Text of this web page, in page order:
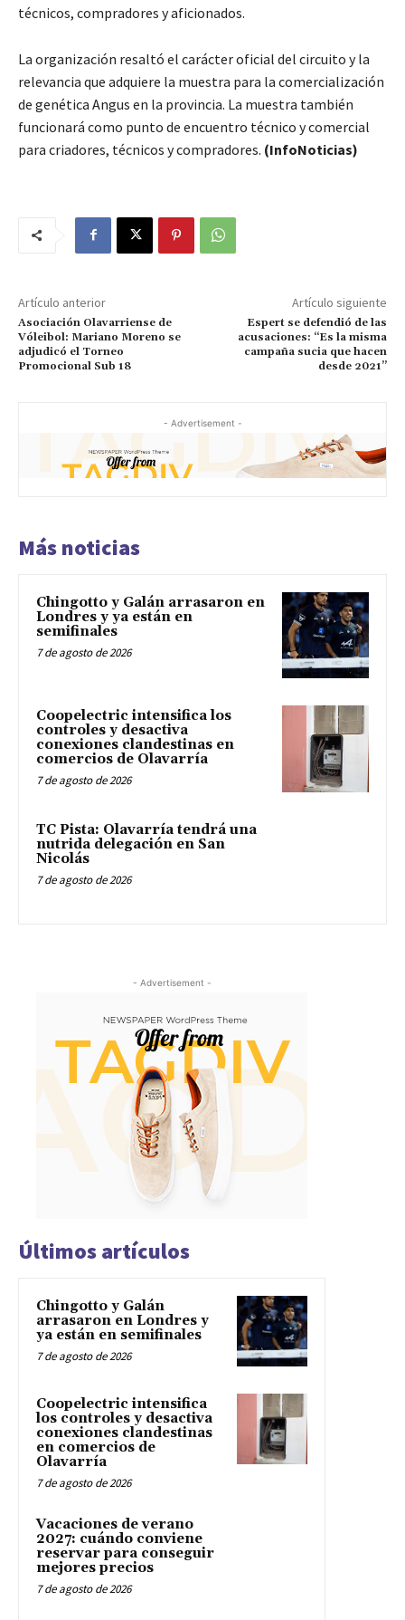
técnicos, compradores y aficionados.
La organización resaltó el carácter oficial del circuito y la
relevancia que adquiere la muestra para la comercialización
de genética Angus en la provincia. La muestra también
funcionará como punto de encuentro técnico y comercial
para criadores, técnicos y compradores. (InfoNoticias)
Artículo anterior
Asociación Olavarriense de
Vóleibol: Mariano Moreno se
adjudicó el Torneo
Promocional Sub 18
Artículo siguiente
Espert se defendió de las
acusaciones: “Es la misma
campaña sucia que hacen
desde 2021”
- Advertisement -
Más noticias
Chingotto y Galán arrasaron en
Londres y ya están en
semifinales
7 de agosto de 2026
Coopelectric intensifica los
controles y desactiva
conexiones clandestinas en
comercios de Olavarría
7 de agosto de 2026
TC Pista: Olavarría tendrá una
nutrida delegación en San
Nicolás
7 de agosto de 2026
- Advertisement -
Últimos artículos
Chingotto y Galán
arrasaron en Londres y
ya están en semifinales
7 de agosto de 2026
Coopelectric intensifica
los controles y desactiva
conexiones clandestinas
en comercios de
Olavarría
7 de agosto de 2026
Vacaciones de verano
2027: cuándo conviene
reservar para conseguir
mejores precios
7 de agosto de 2026